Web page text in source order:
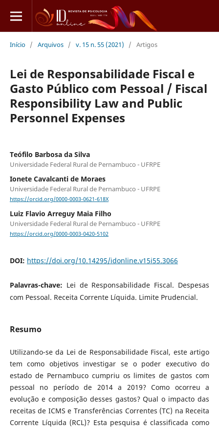
Início / Arquivos / v. 15 n. 55 (2021) / Artigos
Lei de Responsabilidade Fiscal e
Gasto Público com Pessoal / Fiscal
Responsibility Law and Public
Personnel Expenses
Teófilo Barbosa da Silva
Universidade Federal Rural de Pernambuco - UFRPE
Ionete Cavalcanti de Moraes
Universidade Federal Rural de Pernambuco - UFRPE
https://orcid.org/0000-0003-0621-618X
Luiz Flavio Arreguy Maia Filho
Universidade Federal Rural de Pernambuco - UFRPE
https://orcid.org/0000-0003-0420-5102
DOI: https://doi.org/10.14295/idonline.v15i55.3066
Palavras-chave: Lei de Responsabilidade Fiscal. Despesas
com Pessoal. Receita Corrente Líquida. Limite Prudencial.
Resumo
Utilizando-se da Lei de Responsabilidade Fiscal, este artigo
tem como objetivos investigar se o poder executivo do
estado de Pernambuco cumpriu os limites de gastos com
pessoal no período de 2014 a 2019? Como ocorreu a
evolução e composição desses gastos? Qual o impacto das
receitas de ICMS e Transferências Correntes (TC) na Receita
Corrente Líquida (RCL)? Esta pesquisa é classificada como